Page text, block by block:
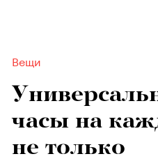
Вещи
часы на
не только